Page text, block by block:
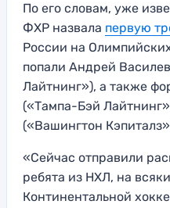
По его словам, уже
ФХР назвала первую
России на
попали Андрей
Лайтнинг»), а также
(«Тампа-Бэй
(«Вашингтон
«Сейчас отправили
ребята из НХЛ, на
Континентальной